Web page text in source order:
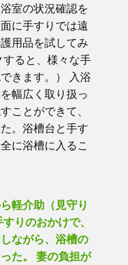
室の状況確認を
に手すりでは遠
用品を試してみ
ると、様々な手
きます。） 入浴
幅広く取り扱っ
ことができて、
。浴槽台と手す
に浴槽に入るこ
軽介助（見守り
りのおかけで、
ながら、浴槽の
た。 妻の負担が